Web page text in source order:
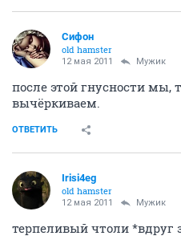
Сифон
old hamster
12 мая 2011 Мужик
после этой гнусности мы,
вычёркиваем.
ОТВЕТИТЬ
Irisi4eg
old hamster
12 мая 2011 Мужик
терпеливый чтоли *вдруг